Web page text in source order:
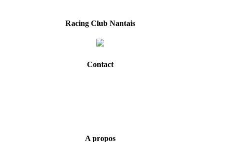
Racing Club Nantais
Contact
A propos